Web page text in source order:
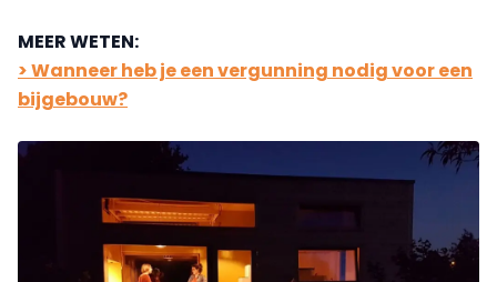
MEER WETEN:
> Wanneer heb je een vergunning nodig voor een
bijgebouw?